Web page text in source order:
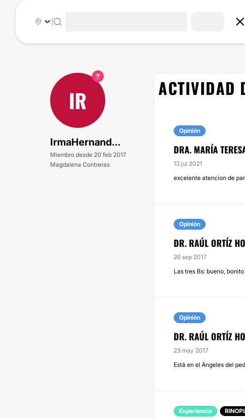
|
IR
IrmaHernand...
Miembro desde 20 feb 2017
Magdalena Contreras
ACTIVIDAD
Opinión
DRA. MARÍA
13 jul 2021
excelente atencion de
Opinión
DR. RAÚL ORTÍZ
26 sep 2017
Las tres Bs: bueno,
Opinión
DR. RAÚL ORTÍZ
23 may 2017
Está en el Ángeles del
Experiencia